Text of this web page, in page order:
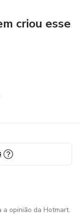
criou esse
opinião da Hotmart.